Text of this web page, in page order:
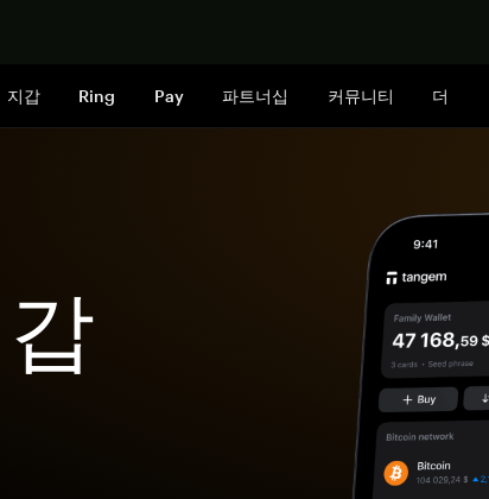
지갑 Ring Pay 파트너십 커뮤니티 더